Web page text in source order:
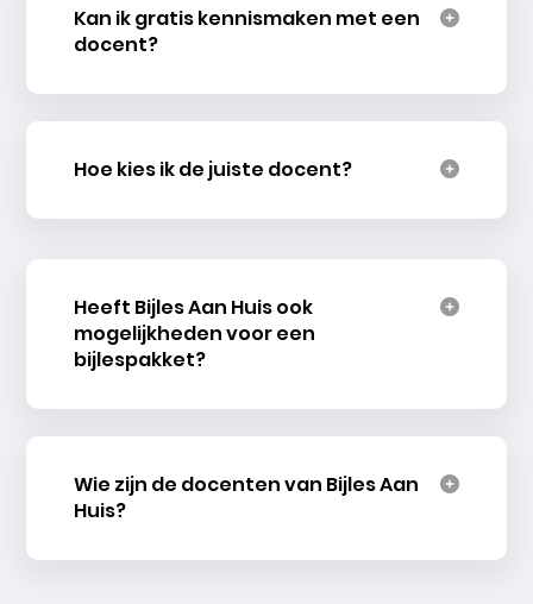
Kan ik gratis kennismaken met een
docent?
Hoe kies ik de juiste docent?
Heeft Bijles Aan Huis ook
mogelijkheden voor een
bijlespakket?
Wie zijn de docenten van Bijles Aan
Huis?